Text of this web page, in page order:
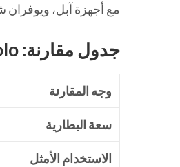
مع أجهزة آبل، ويوفران
جدول مقارنة: Anker Zolo مقابل Joyroom
وجه المقارنة
سعة البطارية
الاستخدام الأمثل